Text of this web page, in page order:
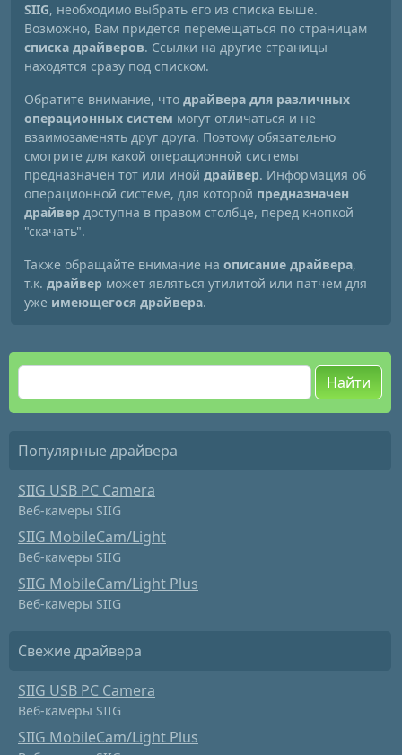
SIIG, необходимо выбрать его из списка выше.
Возможно, Вам придется перемещаться по страницам
списка драйверов. Ссылки на другие страницы
находятся сразу под списком.
Обратите внимание, что драйвера для различных
операционных систем могут отличаться и не
взаимозаменять друг друга. Поэтому обязательно
смотрите для какой операционной системы
предназначен тот или иной драйвер. Информация об
операционной системе, для которой предназначен
драйвер доступна в правом столбце, перед кнопкой
"скачать".
Также обращайте внимание на описание драйвера,
т.к. драйвер может являться утилитой или патчем для
уже имеющегося драйвера.
Найти
Популярные драйвера
SIIG USB PC Camera
Веб-камеры SIIG
SIIG MobileCam/Light
Веб-камеры SIIG
SIIG MobileCam/Light Plus
Веб-камеры SIIG
Свежие драйвера
SIIG USB PC Camera
Веб-камеры SIIG
SIIG MobileCam/Light Plus